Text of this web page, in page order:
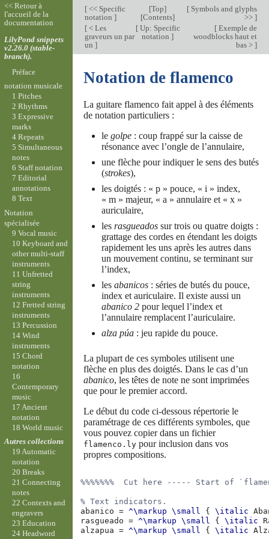
[<< Specific
notation ]
[Top]
[Contents]
[Symbols and glyphs
>> ]
[< Les
graveurs un par
un ]
[Up: Specific
notation]
[Exemple de
woodblocks haut et
bas > ]
Notation de flamenco
La guitare flamenco fait appel à des éléments
de notation particuliers :
le golpe: coup frappé sur la caisse de
résonance avec l’ongle de l’annulaire,
une flèche pour indiquer le sens des butés
(strokes),
les doigtés : « p » pouce, « i » index,
« m » majeur, « a » annulaire et « x »
auriculaire,
les rasgueadossur trois ou quatre doigts :
grattage des cordes en étendant les doigts
rapidement les uns après les autres dans
un mouvement continu, se terminant sur
l’index,
les abanicos: séries de butés du pouce,
index et auriculaire. Il existe aussi un
abanico 2pour lequel l’index et
l’annulaire remplacent l’auriculaire.
alza púa: jeu rapide du pouce.
La plupart de ces symboles utilisent une
flèche en plus des doigtés. Dans le cas d’un
abanico, les têtes de note ne sont imprimées
que pour le premier accord.
Le début du code ci-dessous répertorie le
paramétrage de ces différents symboles, que
vous pouvez copier dans un fichier
flamenco.lypour inclusion dans vos
propres compositions.
%%%%%%%  Cut here ----- Start of
% Text indicators.
abanico
= ^\markup \small { \italic
rasgueado
= ^\markup \small { \italic
alzapua
= ^\markup \small { \italic
<< Retour à
l'accueil de la
documentation
LilyPond snippets
v2.26.0 (stable-
branch).
Préface
notation musicale
1 Pitches
2 Rhythms
3 Expressive
marks
4 Repeats
5 Simultaneous
notes
6 Staff notation
7 Editorial
annotations
8 Text
Notation
spécialisée
9 Vocal music
10 Keyboard and
other multi-staff
instruments
11 Unfretted
string
instruments
12 Fretted string
instruments
13 Percussion
14 Wind
instruments
15 Chord
notation
16
Contemporary
music
17 Ancient
notation
18 World music
Autres collections
19 Automatic
notation
20 Breaks
21 Connecting
notes
22 Contexts and
engravers
23 Education
24 Headword